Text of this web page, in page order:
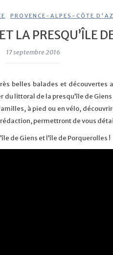
PROVENCE-ALPES-CÔTE
LA PRESQU’ÎLE
17 septembre 2016
belles balades et
du littoral de la presqu’île de
à pied ou en vélo,
permettront de vous
de Giens et l’île de Porquerolles !